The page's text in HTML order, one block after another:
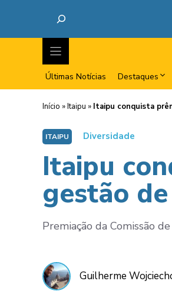
Últimas Notícias Destaques
Início »Itaipu » Itaipu conquista
ITAIPU Diversidade
Itaipu
gestão
Premiação da Comissão
Guilherme